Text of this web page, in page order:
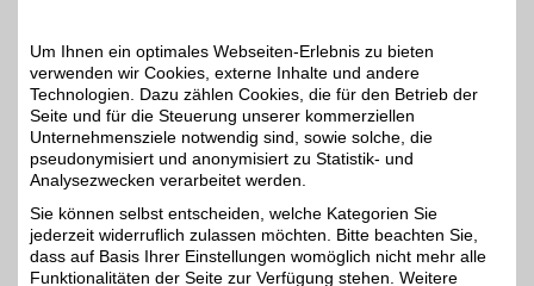
ARLT
Hochwertige
Elektrogeräte sowie
Softwares und Zubehör
unserem Partner
bestellen. Qualität,
Zuverlässigkeit und
kundenorientierter
Um Ihnen ein optimales Webseiten-Erlebnis zu bieten
verwenden wir Cookies, externe Inhalte und andere
Technologien. Dazu zählen Cookies, die für den Betrieb der
Seite und für die Steuerung unserer kommerziellen
Unternehmensziele notwendig sind, sowie solche, die
pseudonymisiert und anonymisiert zu Statistik- und
Analysezwecken verarbeitet werden.
Sie können selbst entscheiden, welche Kategorien Sie
jederzeit widerruflich zulassen möchten. Bitte beachten Sie,
dass auf Basis Ihrer Einstellungen womöglich nicht mehr alle
Funktionalitäten der Seite zur Verfügung stehen. Weitere